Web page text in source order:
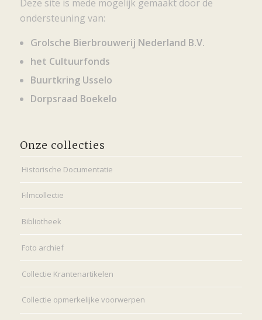
Deze site is mede mogelijk gemaakt door de
ondersteuning van:
Grolsche Bierbrouwerij Nederland B.V.
het Cultuurfonds
Buurtkring Usselo
Dorpsraad Boekelo
Onze collecties
Historische Documentatie
Filmcollectie
Bibliotheek
Foto archief
Collectie Krantenartikelen
Collectie opmerkelijke voorwerpen